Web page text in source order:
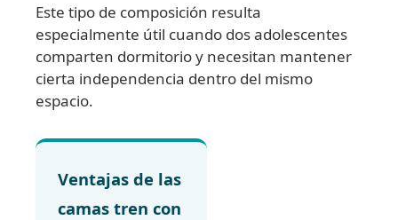
Este tipo de composición resulta
especialmente útil cuando dos adolescentes
comparten dormitorio y necesitan mantener
cierta independencia dentro del mismo
espacio.
Ventajas de las
camas tren con